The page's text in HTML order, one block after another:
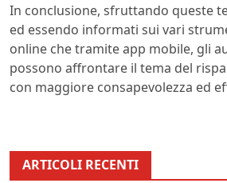
In conclusione, sfruttando queste
ed essendo informati sui vari
online che tramite app mobile, gli
possono affrontare il tema del
con maggiore consapevolezza ed
ARTICOLI RECENTI